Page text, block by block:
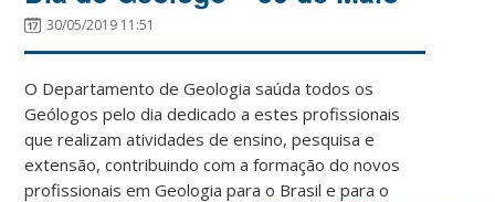
30/05/2019 11:51
O Departamento de Geologia saúda todos os
Geólogos pelo dia dedicado a estes profissionais
que realizam atividades de ensino, pesquisa e
extensão, contribuindo com a formação do novos
profissionais em Geologia para o Brasil e para o